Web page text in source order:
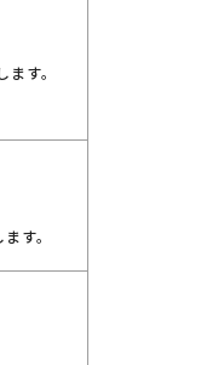
す。
す。